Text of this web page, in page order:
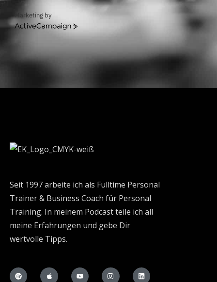
Marketing by
ActiveCampaign
Seit 1997 arbeite ich als Fulltime Personal
Trainer & Business Coach für Personal
Training. In meinem Podcast teile ich all
meine Erfahrungen und gebe Dir
wertvolle Tipps.